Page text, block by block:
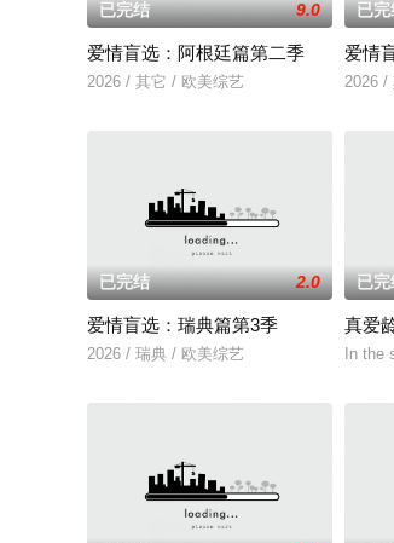
已完结 9.0
爱情盲选：阿根廷篇第二季
2026 / 其它 / 欧美综艺
已完
爱情
2026 /
已完结 2.0
爱情盲选：瑞典篇第3季
2026 / 瑞典 / 欧美综艺
已完
真爱
In the